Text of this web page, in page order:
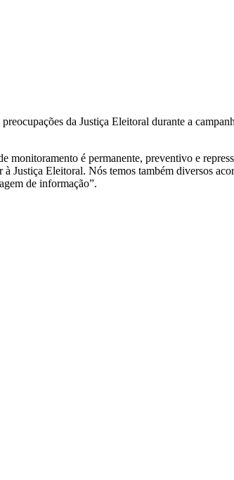
da Justiça Eleitoral durante a
é permanente, preventivo e
Justiça Eleitoral. Nós temos também diversos
de informação”.